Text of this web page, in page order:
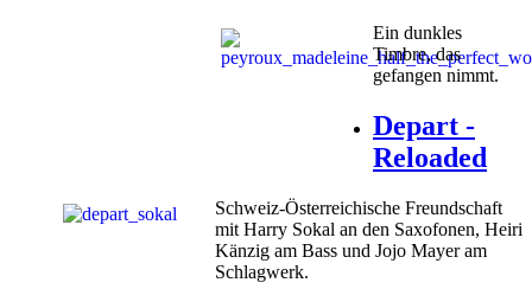
Ein dunkles
Timbre, das
gefangen nimmt.
Depart -
Reloaded
Schweiz-Österreichische Freundschaft
mit Harry Sokal an den Saxofonen, Heiri
Känzig am Bass und Jojo Mayer am
Schlagwerk.